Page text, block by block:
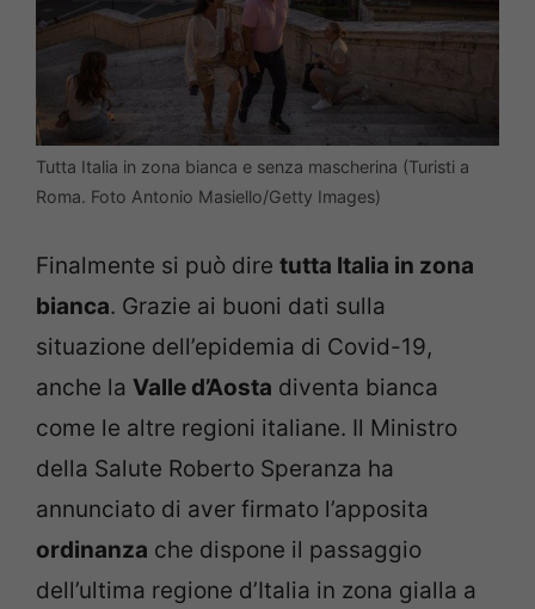
Tutta Italia in zona bianca e senza mascherina (Turisti a
Roma. Foto Antonio Masiello/Getty Images)
Finalmente si può dire tutta Italia in zona
bianca. Grazie ai buoni dati sulla
situazione dell’epidemia di Covid-19,
anche la Valle d’Aosta diventa bianca
come le altre regioni italiane. Il Ministro
della Salute Roberto Speranza ha
annunciato di aver firmato l’apposita
ordinanza che dispone il passaggio
dell’ultima regione d’Italia in zona gialla a